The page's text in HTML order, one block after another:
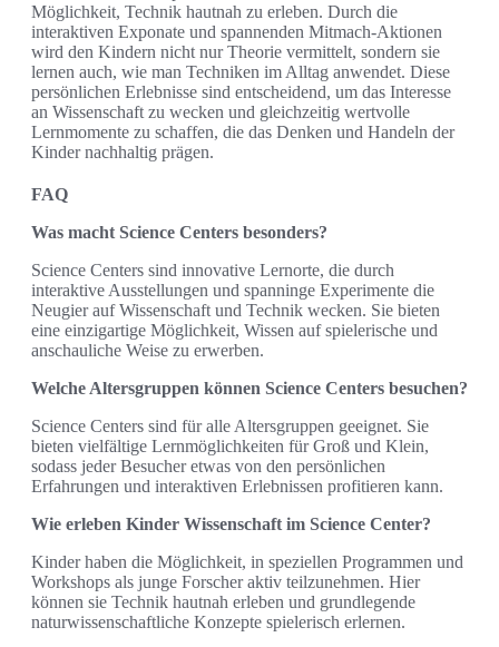
Möglichkeit, Technik hautnah zu erleben. Durch die
interaktiven Exponate und spannenden Mitmach-Aktionen
wird den Kindern nicht nur Theorie vermittelt, sondern sie
lernen auch, wie man Techniken im Alltag anwendet. Diese
persönlichen Erlebnisse sind entscheidend, um das Interesse
an Wissenschaft zu wecken und gleichzeitig wertvolle
Lernmomente zu schaffen, die das Denken und Handeln der
Kinder nachhaltig prägen.
FAQ
Was macht Science Centers besonders?
Science Centers sind innovative Lernorte, die durch
interaktive Ausstellungen und spanninge Experimente die
Neugier auf Wissenschaft und Technik wecken. Sie bieten
eine einzigartige Möglichkeit, Wissen auf spielerische und
anschauliche Weise zu erwerben.
Welche Altersgruppen können Science Centers besuchen?
Science Centers sind für alle Altersgruppen geeignet. Sie
bieten vielfältige Lernmöglichkeiten für Groß und Klein,
sodass jeder Besucher etwas von den persönlichen
Erfahrungen und interaktiven Erlebnissen profitieren kann.
Wie erleben Kinder Wissenschaft im Science Center?
Kinder haben die Möglichkeit, in speziellen Programmen und
Workshops als junge Forscher aktiv teilzunehmen. Hier
können sie Technik hautnah erleben und grundlegende
naturwissenschaftliche Konzepte spielerisch erlernen.